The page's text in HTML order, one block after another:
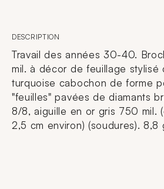
DESCRIPTION
Travail des années 30-40.
mil. à décor de feuillage stylisé
turquoise cabochon de forme
"feuilles" pavées de diamants
8/8, aiguille en or gris 750 mil.
2,5 cm environ) (soudures). 8,8